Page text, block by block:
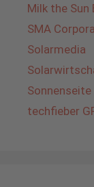
Milk the Sun
SMA
Solarmedia
techfieber